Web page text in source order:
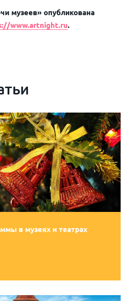
музеев» опубликована
www.artnight.ru.
в музеях и театрах